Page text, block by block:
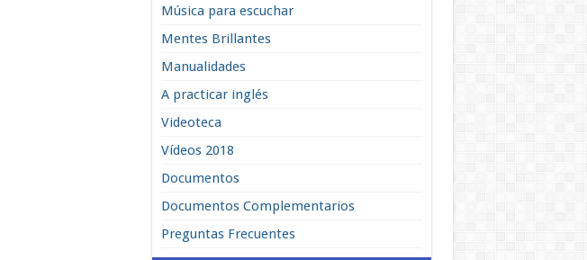
Música para escuchar
Mentes Brillantes
Manualidades
A practicar inglés
Videoteca
Vídeos 2018
Documentos
Documentos Complementarios
Preguntas Frecuentes